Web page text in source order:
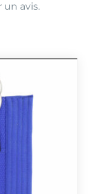
un avis.